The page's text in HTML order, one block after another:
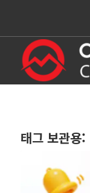
태그 보관용: